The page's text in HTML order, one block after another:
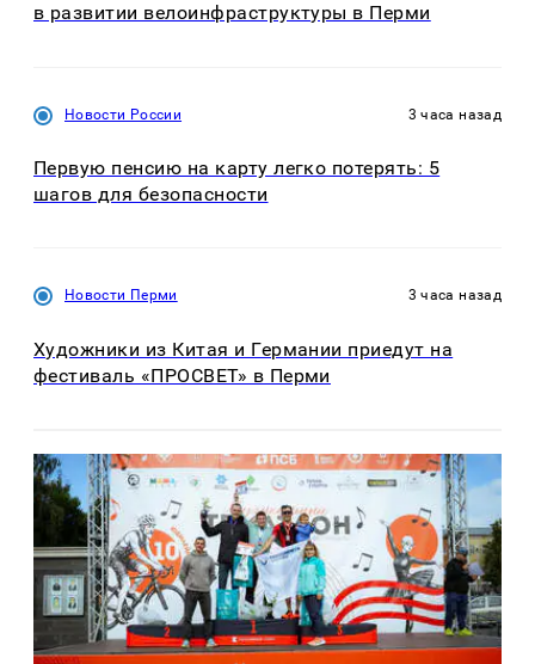
в развитии велоинфраструктуры в Перми
Новости России 3 часа назад
Первую пенсию на карту легко потерять: 5
шагов для безопасности
Новости Перми 3 часа назад
Художники из Китая и Германии приедут на
фестиваль «ПРОСВЕТ» в Перми